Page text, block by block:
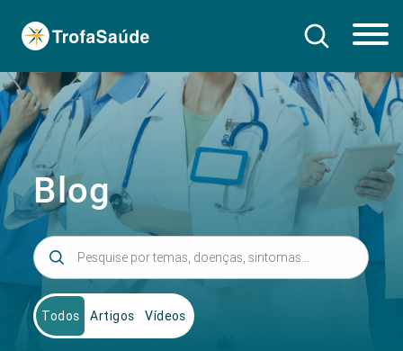
Blog
Todos Artigos Vídeos